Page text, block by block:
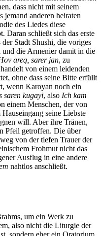
dass nicht mit seinem
jemand anderen heiraten
des Liedes diese
Daran schließt sich das erste
der Stadt Shushi, die voriges
und die Armenier damit in die
areq, sarer jan, zu
von einem leidenden
ohne dass seine Bitte erfüllt
wenn Karoyan noch ein
saren kugayi, also Ich kam
einem Menschen, der von
seine Liebste
will. Aber ihre Tränen,
Pfeil getroffen. Die über
von der tiefen Trauer der
Frohmut nicht das
Ausflug in eine andere
nahtlos anschließt.
um ein Werk zu
also nicht die Liturgie der
sondern eher ein Oratorium